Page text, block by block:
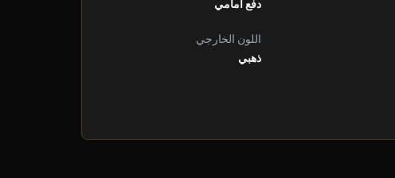
دفع أمامي
اللون الخارجي
ذهبي